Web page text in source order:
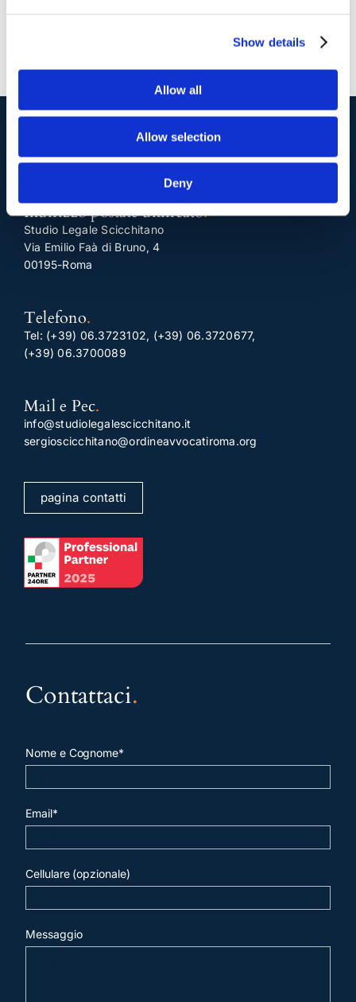
Show details
Allow all
Allow selection
Deny
I nostri contatti.
Indirizzo postale unificato.
Studio Legale Scicchitano
Via Emilio Faà di Bruno, 4
00195-Roma
Telefono.
Tel: (+39) 06.3723102, (+39) 06.3720677,
(+39) 06.3700089
Mail e Pec.
info@studiolegalescicchitano.it
sergioscicchitano@ordineavvocatiroma.org
pagina contatti
Contattaci.
Nome e Cognome*
Email*
Cellulare (opzionale)
Messaggio